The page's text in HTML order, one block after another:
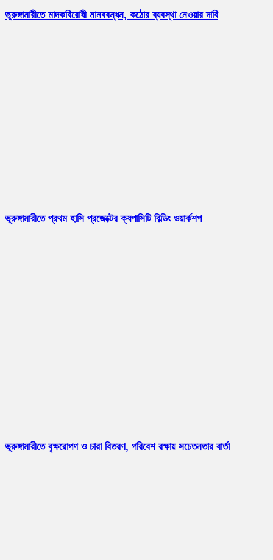
ভূরুঙ্গামারীতে মাদকবিরোধী মানববন্ধন, কঠোর ব্যবস্থা নেওয়ার দাবি
ভূরুঙ্গামারীতে প্রথম হাসি প্রজেক্টের ক্যপাসিটি বিল্ডিং ওয়ার্কশপ
ভূরুঙ্গামারীতে বৃক্ষরোপণ ও চারা বিতরণ, পরিবেশ রক্ষায় সচেতনতার বার্তা